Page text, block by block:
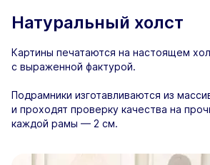
Натуральный холст
Картины печатаются на настоящем
с выраженной фактурой.
Подрамники изготавливаются из
и проходят проверку качества на
каждой рамы — 2 см.